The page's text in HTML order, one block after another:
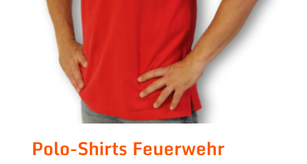
Polo-Shirts Feuerwehr